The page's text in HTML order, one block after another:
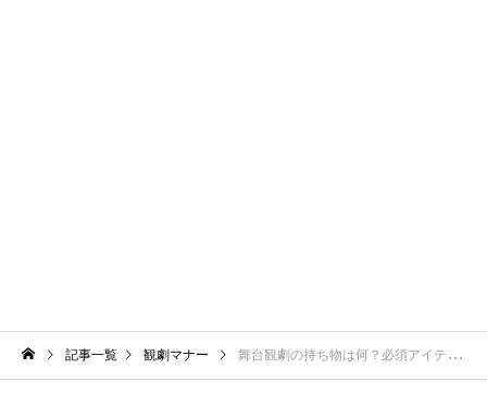
記事一覧 観劇マナー 舞台観劇の持ち物は何？必須アイテムとあると便利なグッズを紹介